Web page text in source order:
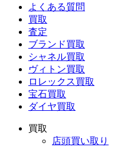
よくある質問
買取
査定
ブランド買取
シャネル買取
ヴィトン買取
ロレックス買取
宝石買取
ダイヤ買取
買取
店頭買い取り